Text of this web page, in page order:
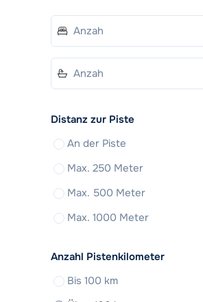
Distanz zur Piste
An der Piste
Max. 250 Meter
Max. 500 Meter
Max. 1000 Meter
Anzahl Pistenkilometer
Bis 100 km